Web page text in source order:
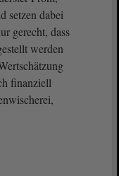
setzen dabei
gerecht, dass
werden
finanziell